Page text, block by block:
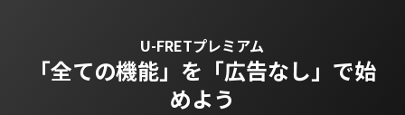
U-FRETプレミアム
「全ての機能」を 「広告なし」で始
めよう